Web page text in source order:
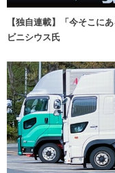
【独自連載】「今そこに
ビニシウス氏